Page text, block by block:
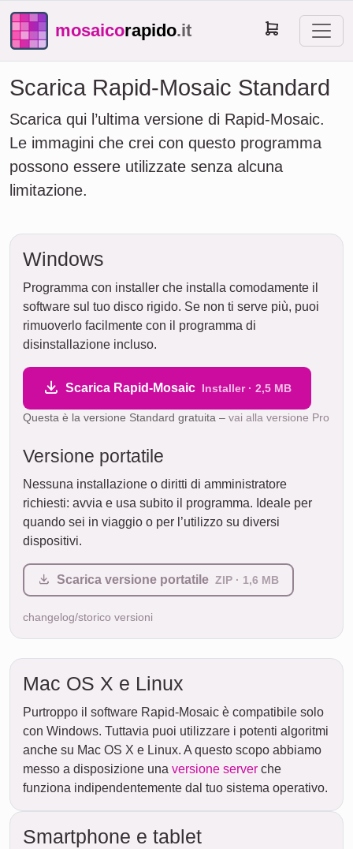
mosaicorapido.it
Scarica Rapid-Mosaic Standard
Scarica qui l’ultima versione di Rapid-Mosaic.
Le immagini che crei con questo programma
possono essere utilizzate senza alcuna
limitazione.
Windows
Programma con installer che installa comodamente il
software sul tuo disco rigido. Se non ti serve più, puoi
rimuoverlo facilmente con il programma di
disinstallazione incluso.
Scarica Rapid-Mosaic Installer · 2,5 MB
Questa è la versione Standard gratuita – vai alla versione Pro
Versione portatile
Nessuna installazione o diritti di amministratore
richiesti: avvia e usa subito il programma. Ideale per
quando sei in viaggio o per l’utilizzo su diversi
dispositivi.
Scarica versione portatile ZIP · 1,6 MB
changelog/storico versioni
Mac OS X e Linux
Purtroppo il software Rapid-Mosaic è compatibile solo
con Windows. Tuttavia puoi utilizzare i potenti algoritmi
anche su Mac OS X e Linux. A questo scopo abbiamo
messo a disposizione una versione server che
funziona indipendentemente dal tuo sistema operativo.
Smartphone e tablet